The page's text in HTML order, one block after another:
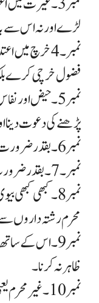
لڑے اور نہ اس سے
نمبر۔ 4 خرچ
فضول خرچی کرے
نمبر 5 ۔ حیض اور
پڑھنے کی دعوت
نمبر6 ۔ بقدر ضرورت اس سے جماع کرنا یعنی ہمبستری کرنا ۔
نمبر۔7۔ بقدر ضرورت اس کو رہنے کے لئے مکان دینا ۔
نمبر 8 ۔ کبھی
محرم رشتہ داروں سے
نمبر 9۔ اس کے
ظاہر نہ کرنا ۔
نمبر 10 ۔غیر محرم یعنی کزن وغیرہ سے احتیاط رکھنا ۔